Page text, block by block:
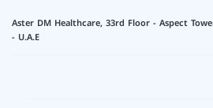
Aster DM Healthcare, 33rd Floor - Aspect
- U.A.E